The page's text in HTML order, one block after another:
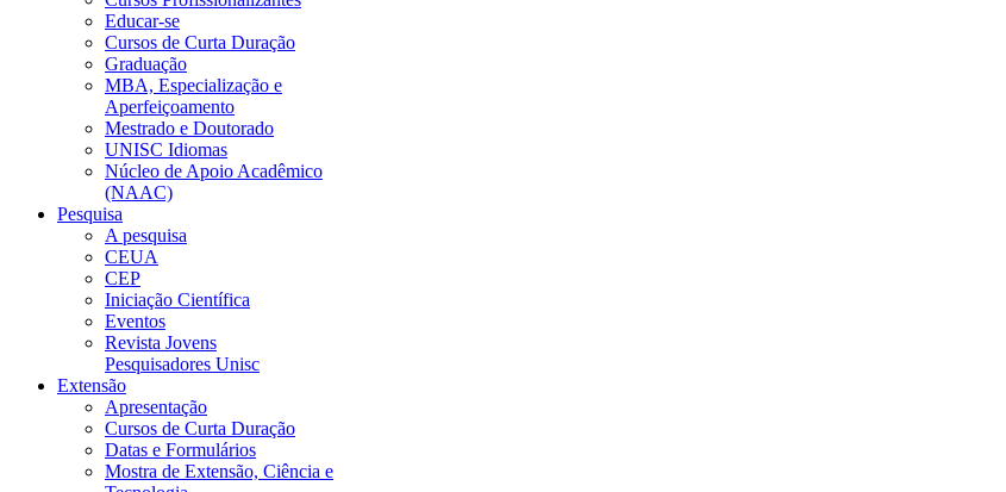
Educar-se
Cursos de Curta Duração
Graduação
MBA, Especialização e
Aperfeiçoamento
Mestrado e Doutorado
UNISC Idiomas
Núcleo de Apoio Acadêmico
(NAAC)
Pesquisa
A pesquisa
CEUA
CEP
Iniciação Científica
Eventos
Revista Jovens
Pesquisadores Unisc
Extensão
Apresentação
Cursos de Curta Duração
Datas e Formulários
Mostra de Extensão, Ciência e